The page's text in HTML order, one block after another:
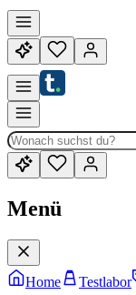
Menü
Home Testlabor